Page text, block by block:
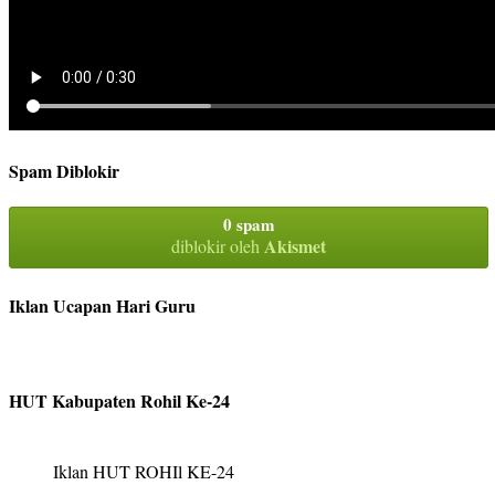
Spam Diblokir
0 spam
diblokir olehAkismet
Iklan Ucapan Hari Guru
HUT Kabupaten Rohil Ke-24
Iklan HUT ROHIl KE-24